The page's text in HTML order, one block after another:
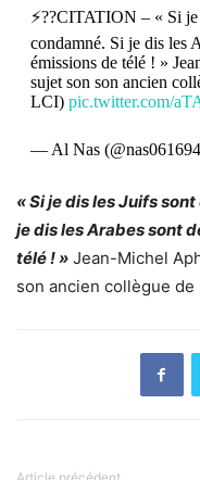
⚡??CITATION – « Si
condamné. Si je dis les
émissions de télé ! »
sujet son son ancien
LCI) pic.twitter.com/
— Al Nas
« Si je dis les Juifs
je dis les Arabes sont
télé ! » Jean-Michel
son ancien collègue de